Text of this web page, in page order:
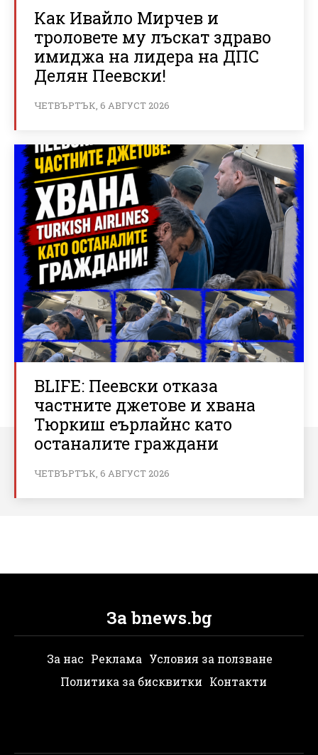
Как Ивайло Мирчев и
троловете му лъскат здраво
имиджа на лидера на ДПС
Делян Пеевски!
ЧЕТВЪРТЪК, 6 АВГУСТ 2026
BLIFE: Пеевски отказа
частните джетове и хвана
Тюркиш еърлайнс като
останалите граждани
ЧЕТВЪРТЪК, 6 АВГУСТ 2026
За bnews.bg
За нас Реклама Условия за ползване
Политика за бисквитки Контакти